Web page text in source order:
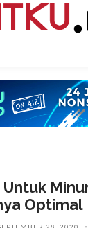
Optimal